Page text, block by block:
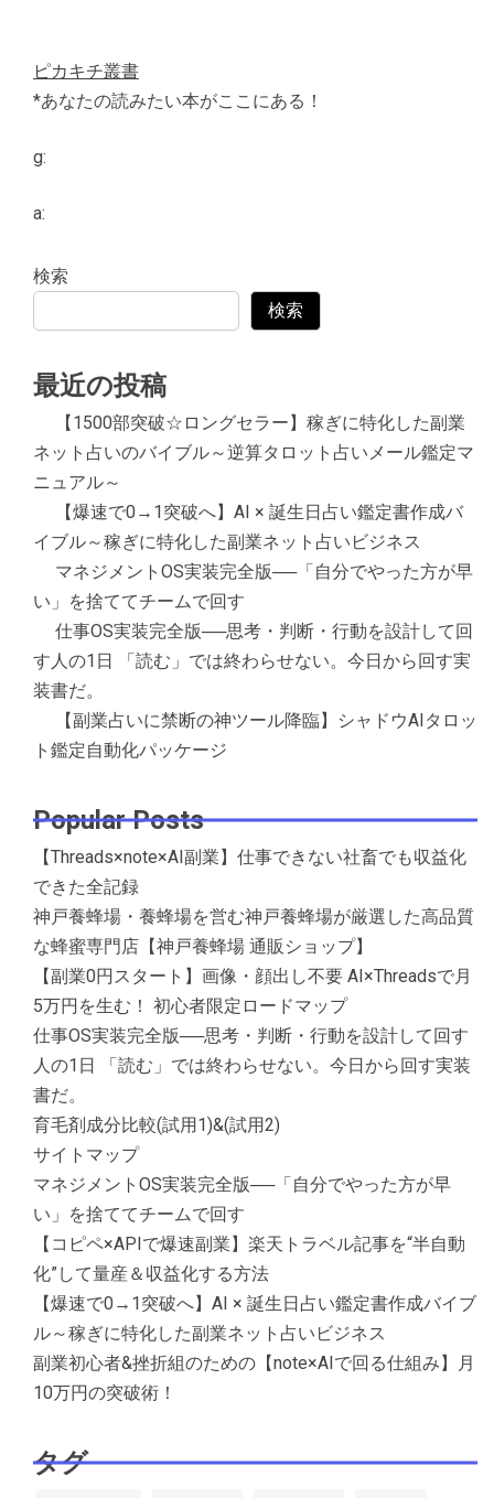
ピカキチ叢書
*あなたの読みたい本がここにある！
g:
a:
検索
検索
最近の投稿
【1500部突破☆ロングセラー】稼ぎに特化した副業
ネット占いのバイブル～逆算タロット占いメール鑑定マ
ニュアル～
【爆速で0→1突破へ】AI × 誕生日占い鑑定書作成バ
イブル～稼ぎに特化した副業ネット占いビジネス
マネジメントOS実装完全版──「自分でやった方が早
い」を捨ててチームで回す
仕事OS実装完全版──思考・判断・行動を設計して回
す人の1日 「読む」では終わらせない。今日から回す実
装書だ。
【副業占いに禁断の神ツール降臨】シャドウAIタロッ
ト鑑定自動化パッケージ
Popular Posts
【Threads×note×AI副業】仕事できない社畜でも収益化
できた全記録
神戸養蜂場・養蜂場を営む神戸養蜂場が厳選した高品質
な蜂蜜専門店【神戸養蜂場 通販ショップ】
【副業0円スタート】画像・顔出し不要 AI×Threadsで月
5万円を生む！ 初心者限定ロードマップ
仕事OS実装完全版──思考・判断・行動を設計して回す
人の1日 「読む」では終わらせない。今日から回す実装
書だ。
育毛剤成分比較(試用1)&(試用2)
サイトマップ
マネジメントOS実装完全版──「自分でやった方が早
い」を捨ててチームで回す
【コピペ×APIで爆速副業】楽天トラベル記事を“半自動
化”して量産＆収益化する方法
【爆速で0→1突破へ】AI × 誕生日占い鑑定書作成バイブ
ル～稼ぎに特化した副業ネット占いビジネス
副業初心者&挫折組のための【note×AIで回る仕組み】月
10万円の突破術！
タグ